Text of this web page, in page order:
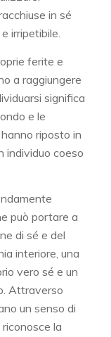
in sé
irripetibile.
ferite e
a raggiungere
significa
e le
riposto in
individuo coeso
può portare a
di sé e del
interiore, una
vero sé e un
Attraverso
un senso di
la